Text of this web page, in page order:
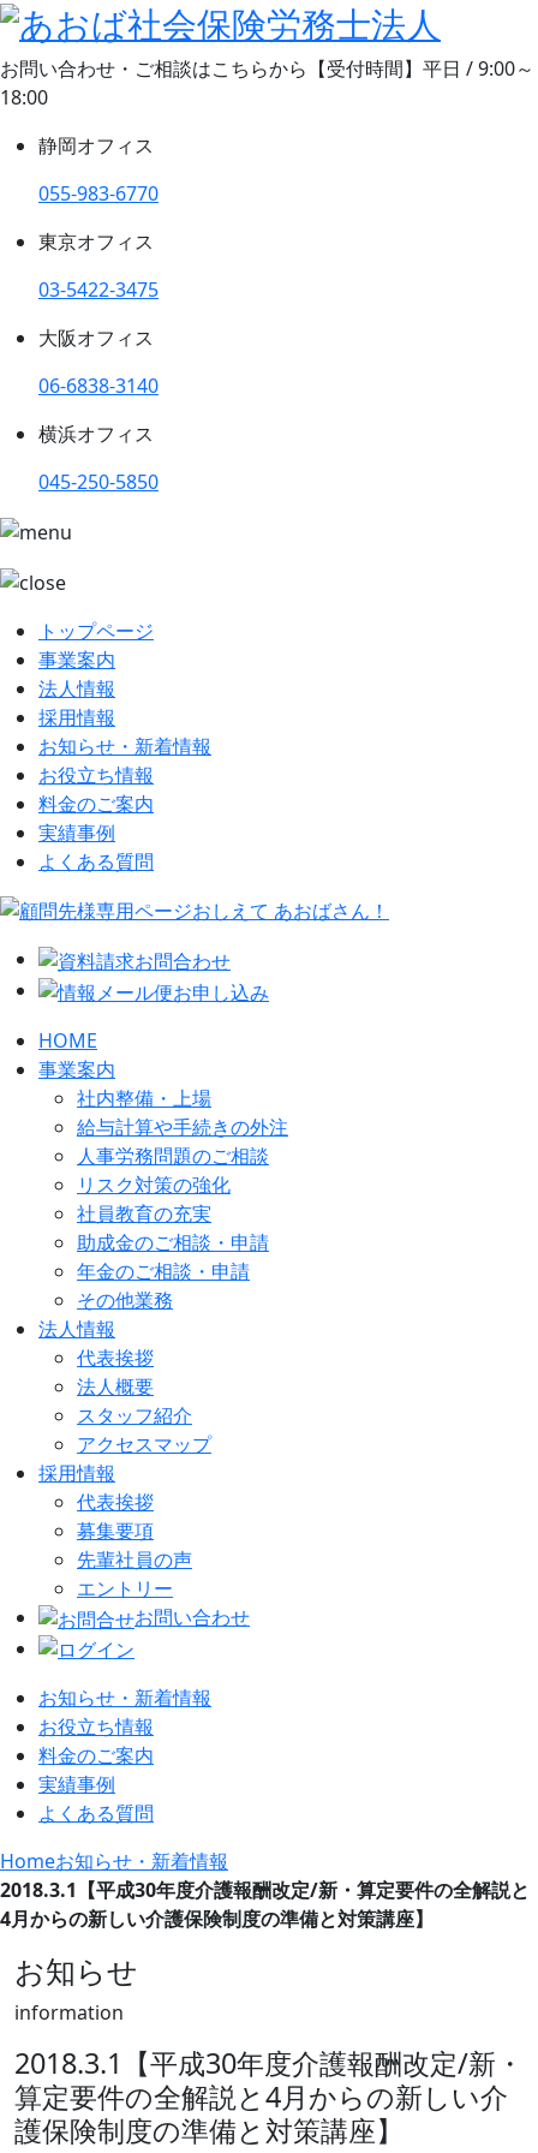
お問い合わせ・ご相談はこちらから 【受付時間】平日 / 9:00～
18:00
静岡オフィス
055-983-6770
東京オフィス
03-5422-3475
大阪オフィス
06-6838-3140
横浜オフィス
045-250-5850
トップページ
事業案内
法人情報
採用情報
お知らせ・新着情報
お役立ち情報
料金のご案内
実績事例
よくある質問
HOME
事業案内
社内整備・上場
給与計算や手続きの外注
人事労務問題のご相談
リスク対策の強化
社員教育の充実
助成金のご相談・申請
年金のご相談・申請
その他業務
法人情報
代表挨拶
法人概要
スタッフ紹介
アクセスマップ
採用情報
代表挨拶
募集要項
先輩社員の声
エントリー
お問い合わせ
お知らせ・新着情報
お役立ち情報
料金のご案内
実績事例
よくある質問
Homeお知らせ・新着情報
2018.3.1【平成30年度介護報酬改定/新・算定要件の全解説と
4月からの新しい介護保険制度の準備と対策講座】
お知らせ
information
2018.3.1【平成30年度介護報酬改定/新・
算定要件の全解説と4月からの新しい介
護保険制度の準備と対策講座】